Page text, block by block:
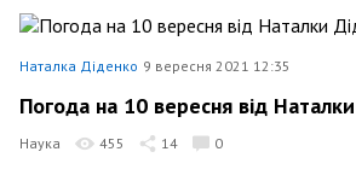
Наталка Діденко 9 вересня 2021 12:35
Погода на 10 вересня від
Наука 455 14 0